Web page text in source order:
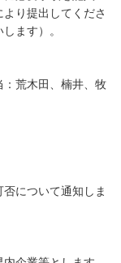
り提出してくださ
ます）。
荒木田、楠井、牧
について通知しま